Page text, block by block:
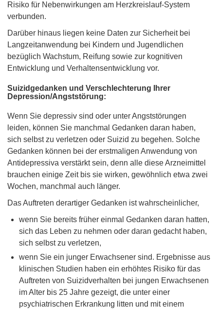
Risiko für Nebenwirkungen am Herzkreislauf-System
verbunden.
Darüber hinaus liegen keine Daten zur Sicherheit bei
Langzeitanwendung bei Kindern und Jugendlichen
bezüglich Wachstum, Reifung sowie zur kognitiven
Entwicklung und Verhaltensentwicklung vor.
Suizidgedanken und Verschlechterung Ihrer
Depression/Angststörung:
Wenn Sie depressiv sind oder unter Angststörungen
leiden, können Sie manchmal Gedanken daran haben,
sich selbst zu verletzen oder Suizid zu begehen. Solche
Gedanken können bei der erstmaligen Anwendung von
Antidepressiva verstärkt sein, denn alle diese Arzneimittel
brauchen einige Zeit bis sie wirken, gewöhnlich etwa zwei
Wochen, manchmal auch länger.
Das Auftreten derartiger Gedanken ist wahrscheinlicher,
wenn Sie bereits früher einmal Gedanken daran hatten,
sich das Leben zu nehmen oder daran gedacht haben,
sich selbst zu verletzen,
wenn Sie ein junger Erwachsener sind. Ergebnisse aus
klinischen Studien haben ein erhöhtes Risiko für das
Auftreten von Suizidverhalten bei jungen Erwachsenen
im Alter bis 25 Jahre gezeigt, die unter einer
psychiatrischen Erkrankung litten und mit einem